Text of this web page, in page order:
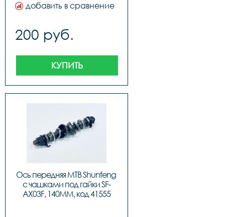
добавить в сравнение
200 руб.
КУПИТЬ
Ось передняя MTB Shunfeng
с чашками под гайки SF-
AX03F, 140MM, код 41555